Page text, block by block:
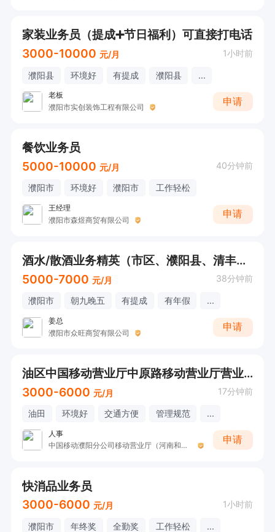
家装业务员（提成➕节日福利）可直接打电话
3000-10000 元/月 1小时前
濮阳县 环境好 有提成 濮阳县 ...
老板
濮阳市实创装饰工程有限公司
申请
餐饮业务员
5000-10000 元/月 40分钟前
濮阳市 环境好 濮阳市 工作轻松
王经理
濮阳市森煜商贸有限公司
申请
酒水/散酒业务精英（市区、濮阳县、清丰、范县、南乐区域）
5000-7000 元/月 38分钟前
濮阳市 朝九晚五 有提成 有年假 ...
姜总
濮阳市众旺商贸有限公司
申请
油区中国移动营业厅中原路移动营业厅营业员
3000-6000 元/月 17分钟前
油田 环境好 交通方便 管理规范 ...
人事
中国移动濮阳分公司移动营业厅（河南和之家通讯设备有限公司濮阳分公司）
申请
快消品业务员
3000-6000 元/月 1小时前
濮阳市 年终奖 全勤奖 工作轻松 ...